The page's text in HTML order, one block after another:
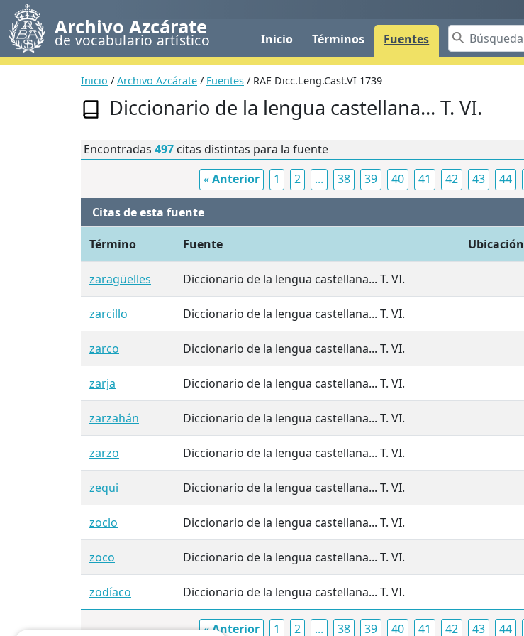
Archivo Azcárate
de vocabulario artístico Inicio Términos Fuentes
Inicio / Archivo Azcárate / Fuentes / RAE Dicc.Leng.Cast.VI 1739
Diccionario de la lengua castellana... T. VI.
Encontradas 497 citas distintas para la fuente
«Anterior 1 2 ... 38 39 40 41 42 43 44
Citas de esta fuente
Término Fuente Ubicación
zaragüelles Diccionario de la lengua castellana... T. VI.
zarcillo Diccionario de la lengua castellana... T. VI.
zarco Diccionario de la lengua castellana... T. VI.
zarja Diccionario de la lengua castellana... T. VI.
zarzahán Diccionario de la lengua castellana... T. VI.
zarzo Diccionario de la lengua castellana... T. VI.
zequi Diccionario de la lengua castellana... T. VI.
zoclo Diccionario de la lengua castellana... T. VI.
zoco Diccionario de la lengua castellana... T. VI.
zodíaco Diccionario de la lengua castellana... T. VI.
«Anterior 1 2 ... 38 39 40 41 42 43 44